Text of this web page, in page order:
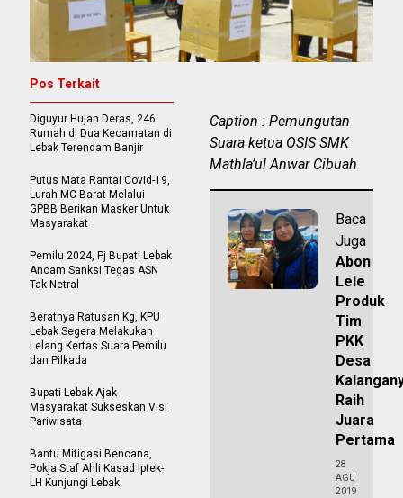
Caption : Pemungutan
Suara ketua OSIS SMK
Mathla’ul Anwar Cibuah
Baca
Juga
Abon
Lele
Produk
Tim
PKK
Desa
Raih
Juara
Pertama
28
AGU
2019
Pos Terkait
Diguyur Hujan Deras, 246
Rumah di Dua Kecamatan di
Lebak Terendam Banjir
Putus Mata Rantai Covid-19,
Lurah MC Barat Melalui
GPBB Berikan Masker Untuk
Masyarakat
Pemilu 2024, Pj Bupati Lebak
Ancam Sanksi Tegas ASN
Tak Netral
Beratnya Ratusan Kg, KPU
Lebak Segera Melakukan
Lelang Kertas Suara Pemilu
dan Pilkada
Bupati Lebak Ajak
Masyarakat Sukseskan Visi
Pariwisata
Bantu Mitigasi Bencana,
Pokja Staf Ahli Kasad Iptek-
LH Kunjungi Lebak